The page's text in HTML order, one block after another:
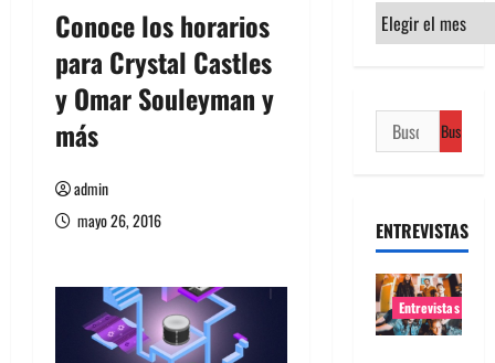
Conoce los horarios
para Crystal Castles
y Omar Souleyman y
más
admin
mayo 26, 2016
Archivos
Buscar:
ENTREVISTAS
Entrevistas